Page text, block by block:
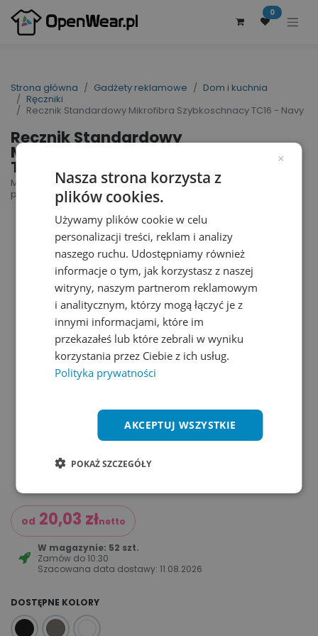
0
Strona główna Gadżety reklamowe
Dom i kuchnia
Ręczniki
Recznik Standardowy Mikrofibra Szybkoschnacy TC16 - Navy
Recznik Standardowy
Mikrofibra Szybkoschnacy
TC16 - Navy
Microfibre Guest Towel | nr art.: TC16 | nr art.
producenta: TC016
od 20,03 złnetto
W magazynie: 52 szt.
Zamów do10:30
Szacowana data dostawy:11.08.2026
DOSTĘPNE KOLORY
×
Nasza strona korzysta z
plików cookies.
Używamy plików cookie w celu
personalizacji treści, reklam i analizy
naszego ruchu. Udostępniamy również
informacje o tym, jak korzystasz z naszej
witryny, naszym partnerom reklamowym
i analitycznym, którzy mogą łączyć je z
innymi informacjami, które im
przekazałeś lub które zebrali w wyniku
korzystania przez Ciebie z ich usług.
Polityka prywatności
AKCEPTUJ WSZYSTKIE
POKAŻ SZCZEGÓŁY